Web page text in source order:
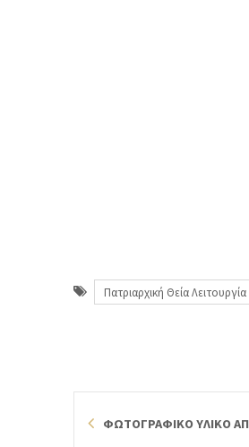
Πατριαρχική Θεία
ΦΩΤΟΓΡΑΦΙΚΟ ΥΛΙΚΟ